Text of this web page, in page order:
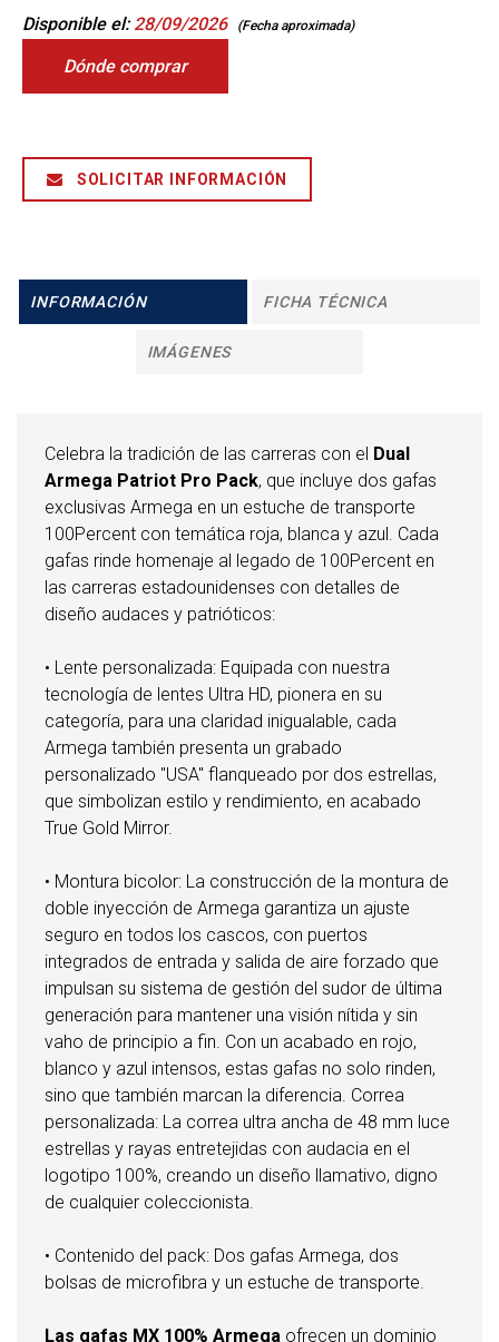
Disponible el: 28/09/2026 (Fecha aproximada)
Dónde comprar
SOLICITAR INFORMACIÓN
INFORMACIÓN FICHA TÉCNICA
IMÁGENES
Celebra la tradición de las carreras con el Dual
Armega Patriot Pro Pack, que incluye dos gafas
exclusivas Armega en un estuche de transporte
100Percent con temática roja, blanca y azul. Cada
gafas rinde homenaje al legado de 100Percent en
las carreras estadounidenses con detalles de
diseño audaces y patrióticos:
• Lente personalizada: Equipada con nuestra
tecnología de lentes Ultra HD, pionera en su
categoría, para una claridad inigualable, cada
Armega también presenta un grabado
personalizado "USA" flanqueado por dos estrellas,
que simbolizan estilo y rendimiento, en acabado
True Gold Mirror.
• Montura bicolor: La construcción de la montura de
doble inyección de Armega garantiza un ajuste
seguro en todos los cascos, con puertos
integrados de entrada y salida de aire forzado que
impulsan su sistema de gestión del sudor de última
generación para mantener una visión nítida y sin
vaho de principio a fin. Con un acabado en rojo,
blanco y azul intensos, estas gafas no solo rinden,
sino que también marcan la diferencia. Correa
personalizada: La correa ultra ancha de 48 mm luce
estrellas y rayas entretejidas con audacia en el
logotipo 100%, creando un diseño llamativo, digno
de cualquier coleccionista.
• Contenido del pack: Dos gafas Armega, dos
bolsas de microfibra y un estuche de transporte.
Las gafas MX 100% Armega ofrecen un dominio